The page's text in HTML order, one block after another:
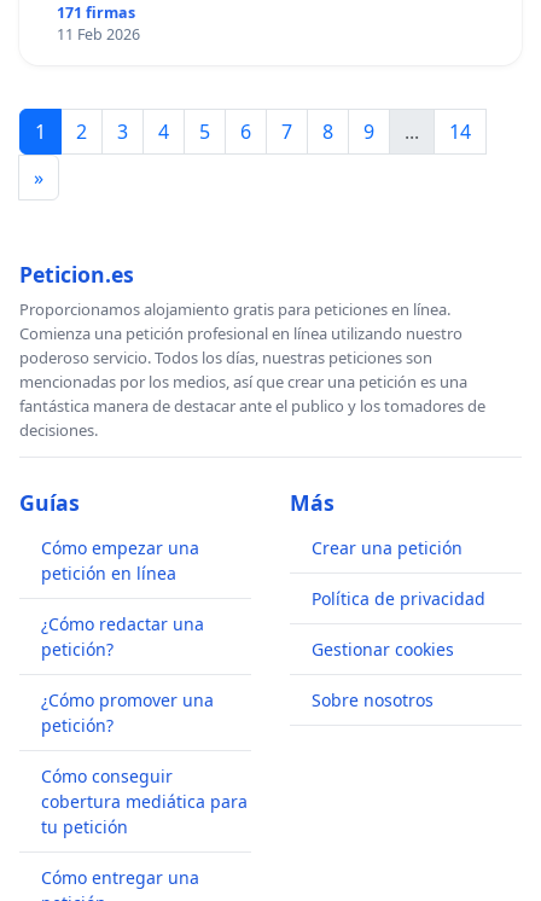
171 firmas
11 Feb 2026
1 2 3 4 5 6 7 8 9 ...
14
»
Peticion.es
Proporcionamos alojamiento gratis para peticiones en línea.
Comienza una petición profesional en línea utilizando nuestro
poderoso servicio. Todos los días, nuestras peticiones son
mencionadas por los medios, así que crear una petición es una
fantástica manera de destacar ante el publico y los tomadores de
decisiones.
Guías
Cómo empezar una
petición en línea
¿Cómo redactar una
petición?
¿Cómo promover una
petición?
Cómo conseguir
cobertura mediática para
tu petición
Cómo entregar una
Más
Crear una petición
Política de privacidad
Gestionar cookies
Sobre nosotros